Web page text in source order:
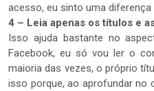
acesso, eu sinto uma diferença
4 – Leia apenas os títulos e
Isso ajuda bastante no
Facebook, eu só vou ler o
maioria das vezes, o próprio
isso porque, ao aprofundar no